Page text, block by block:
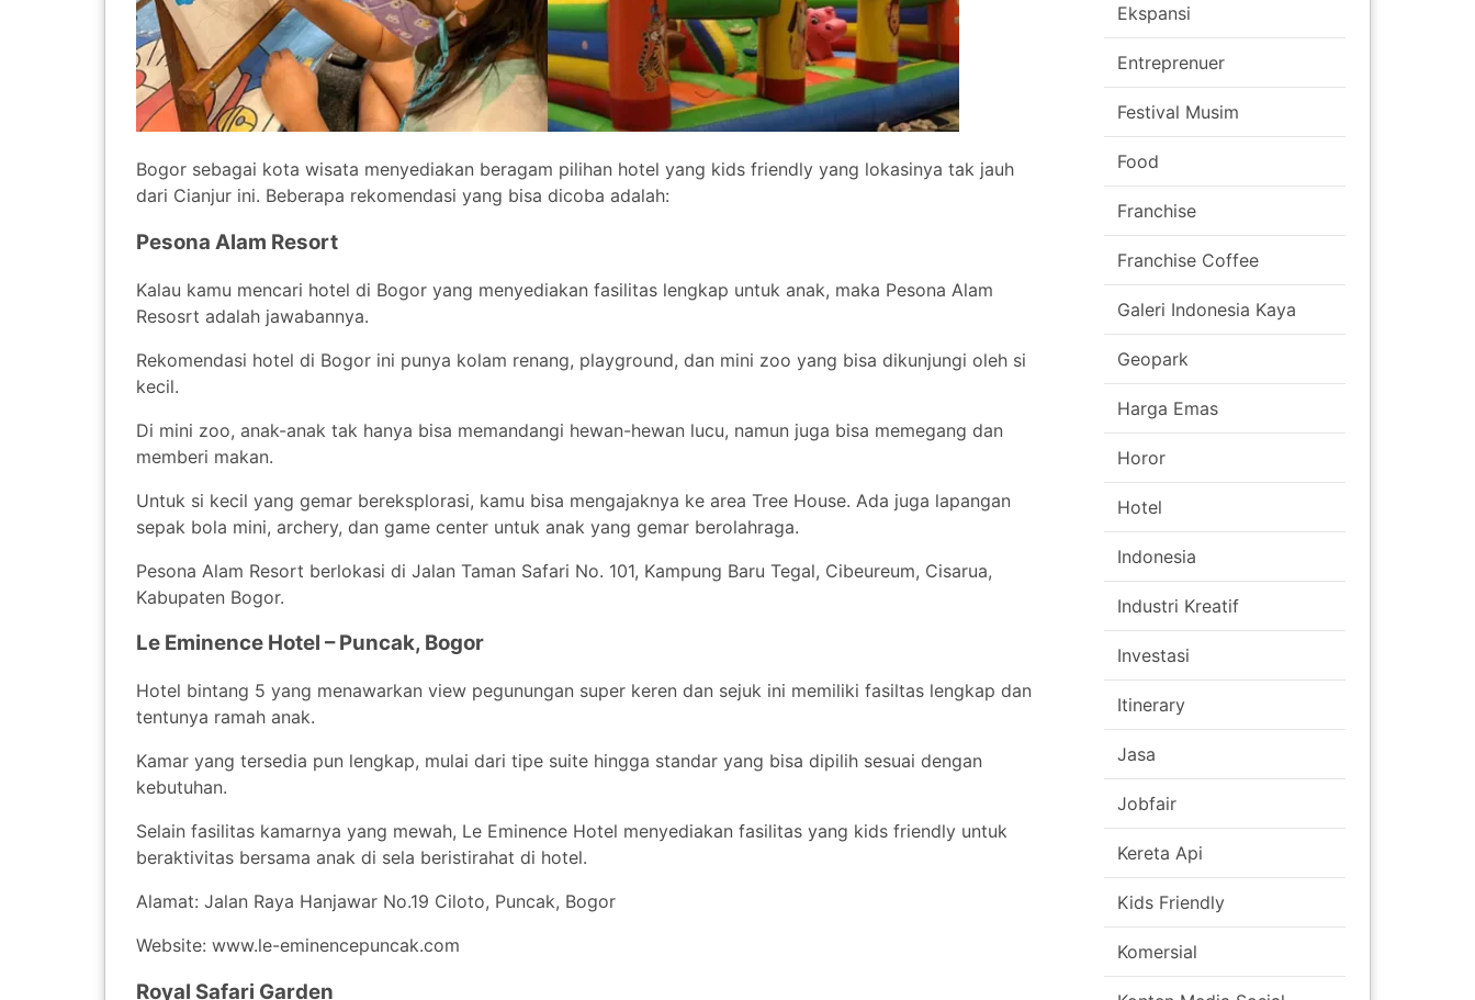
Bogor sebagai kota wisata menyediakan beragam pilihan hotel yang kids friendly yang lokasinya tak jauh
dari Cianjur ini. Beberapa rekomendasi yang bisa dicoba adalah:
Pesona Alam Resort
Kalau kamu mencari hotel di Bogor yang menyediakan fasilitas lengkap untuk anak, maka Pesona Alam
Resosrt adalah jawabannya.
Rekomendasi hotel di Bogor ini punya kolam renang, playground, dan mini zoo yang bisa dikunjungi oleh si
kecil.
Di mini zoo, anak-anak tak hanya bisa memandangi hewan-hewan lucu, namun juga bisa memegang dan
memberi makan.
Untuk si kecil yang gemar bereksplorasi, kamu bisa mengajaknya ke area Tree House. Ada juga lapangan
sepak bola mini, archery, dan game center untuk anak yang gemar berolahraga.
Pesona Alam Resort berlokasi di Jalan Taman Safari No. 101, Kampung Baru Tegal, Cibeureum, Cisarua,
Kabupaten Bogor.
Le Eminence Hotel – Puncak, Bogor
Hotel bintang 5 yang menawarkan view pegunungan super keren dan sejuk ini memiliki fasiltas lengkap dan
tentunya ramah anak.
Kamar yang tersedia pun lengkap, mulai dari tipe suite hingga standar yang bisa dipilih sesuai dengan
kebutuhan.
Selain fasilitas kamarnya yang mewah, Le Eminence Hotel menyediakan fasilitas yang kids friendly untuk
beraktivitas bersama anak di sela beristirahat di hotel.
Alamat: Jalan Raya Hanjawar No.19 Ciloto, Puncak, Bogor
Website: www.le-eminencepuncak.com
Royal Safari Garden
Ekspansi
Entreprenuer
Festival Musim
Food
Franchise
Franchise Coffee
Galeri Indonesia Kaya
Geopark
Harga Emas
Horor
Hotel
Indonesia
Industri Kreatif
Investasi
Itinerary
Jasa
Jobfair
Kereta Api
Kids Friendly
Komersial